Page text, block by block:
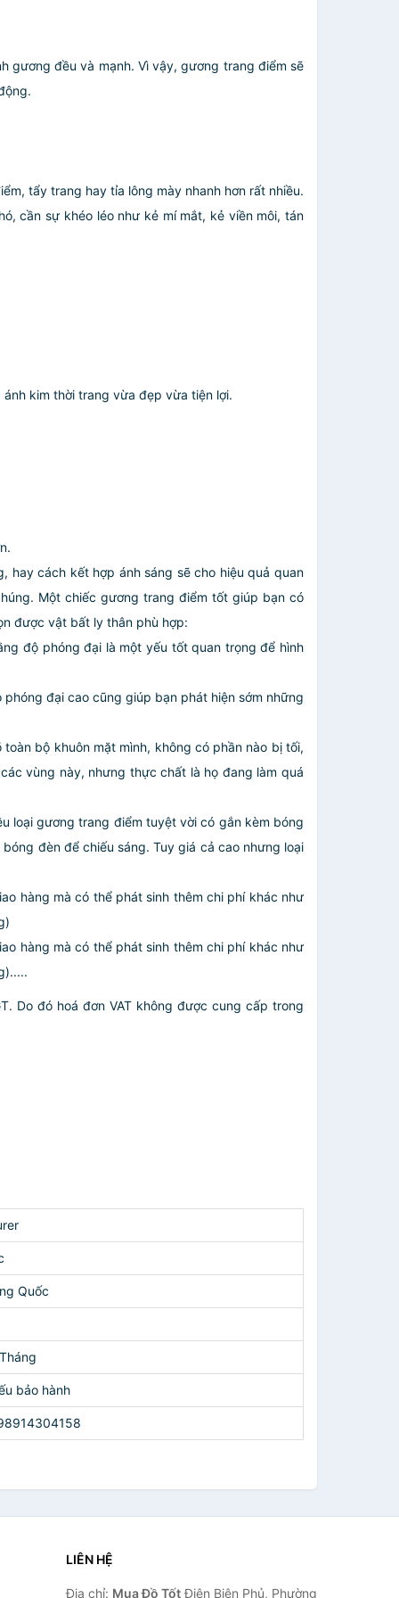
gương đều và mạnh. Vì vậy, gương trang điểm sẽ
tẩy trang hay tỉa lông mày nhanh hơn rất nhiều.
cần sự khéo léo như kẻ mí mắt, kẻ viền môi, tán
kim thời trang vừa đẹp vừa tiện lợi.
hay cách kết hợp ánh sáng sẽ cho hiệu quả quan
Một chiếc gương trang điểm tốt giúp bạn có
được vật bất ly thân phù hợp:
độ phóng đại là một yếu tốt quan trọng để hình
đại cao cũng giúp bạn phát hiện sớm những
bộ khuôn mặt mình, không có phần nào bị tối,
vùng này, nhưng thực chất là họ đang làm quá
loại gương trang điểm tuyệt vời có gắn kèm bóng
đèn để chiếu sáng. Tuy giá cả cao nhưng loại
hàng mà có thể phát sinh thêm chi phí khác như
hàng mà có thể phát sinh thêm chi phí khác như
Do đó hoá đơn VAT không được cung cấp trong
Quốc
bảo hành
LIÊN HỆ
Địa chỉ: Mua Đồ TốtĐiện Biên Phủ, Phường